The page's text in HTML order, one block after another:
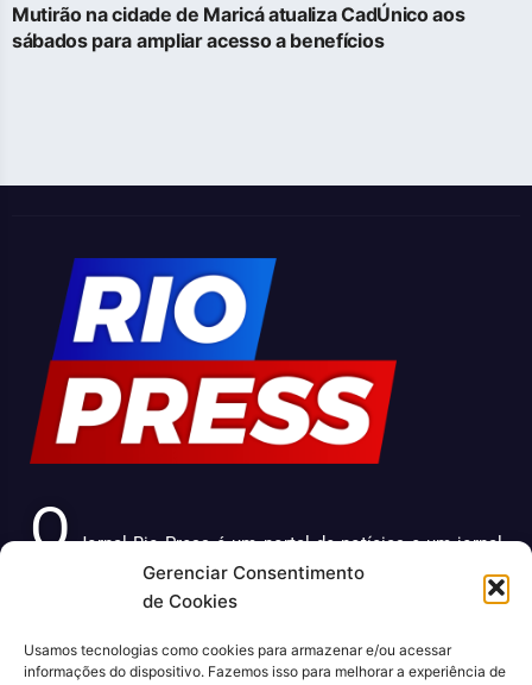
Gerenciar Consentimento
de Cookies
Usamos tecnologias como cookies para armazenar e/ou acessar
informações do dispositivo. Fazemos isso para melhorar a experiência de
Mutirão na cidade de Maricá atualiza CadÚnico aos
sábados para ampliar acesso a benefícios
O Jornal Rio Press é um portal de notícias e um jornal
impresso que cobre diversas notícias sobre a cidade do
Rio de Janeiro. Com uma abordagem abrangente e
sobre política, economia, cultura, entre outros temas